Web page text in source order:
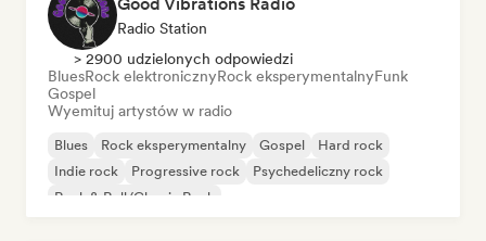
Radio Station
> 2900 udzielonych odpowiedzi
BluesRock elektronicznyRock eksperymentalnyFunk
Gospel
Wyemituj artystów w radio
Blues Rock eksperymentalny Gospel
Hard rock
Indie rock
Progressive rock
Psychedeliczny rock
Rock & Roll/Classic Rock